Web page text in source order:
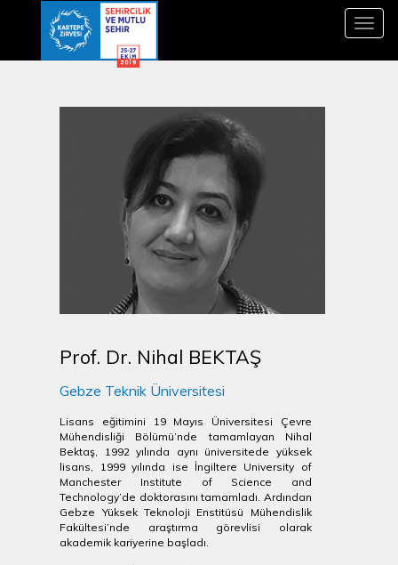
Prof. Dr. Nihal BEKTAŞ
Gebze Teknik Üniversitesi
Lisans eğitimini 19 Mayıs Üniversitesi Çevre
Mühendisliği Bölümü’nde tamamlayan Nihal
Bektaş, 1992 yılında aynı üniversitede yüksek
lisans, 1999 yılında ise İngiltere University of
Manchester Institute of Science and
Technology’de doktorasını tamamladı. Ardından
Gebze Yüksek Teknoloji Enstitüsü Mühendislik
Fakültesi’nde araştırma görevlisi olarak
akademik kariyerine başladı.